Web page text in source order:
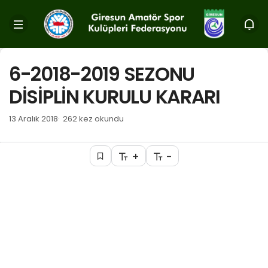
6-2018-2019 SEZONU
DİSİPLİN KURULU KARARI
13 Aralık 2018 262 kez okundu
+ -